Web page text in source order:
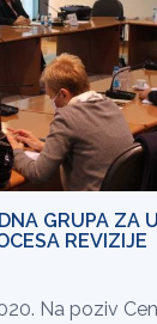
GRUPA ZA
REVIZIJE
Na poziv